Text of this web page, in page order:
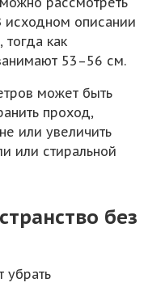
исходном описании
тогда как
53–56 см.
может быть
проход,
или увеличить
или стиральной
без
убрать